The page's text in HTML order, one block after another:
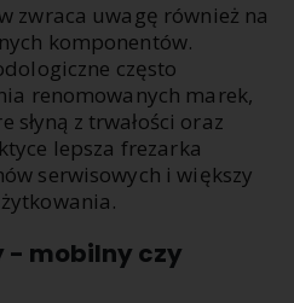
zwraca uwagę również na
komponentów.
często
renomowanych marek,
z trwałości oraz
lepsza frezarka
serwisowych i większy
- mobilny czy